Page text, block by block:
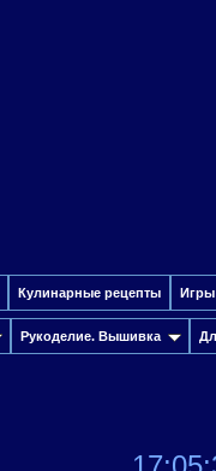
Кулинарные рецепты Игры
Рукоделие. Вышивка